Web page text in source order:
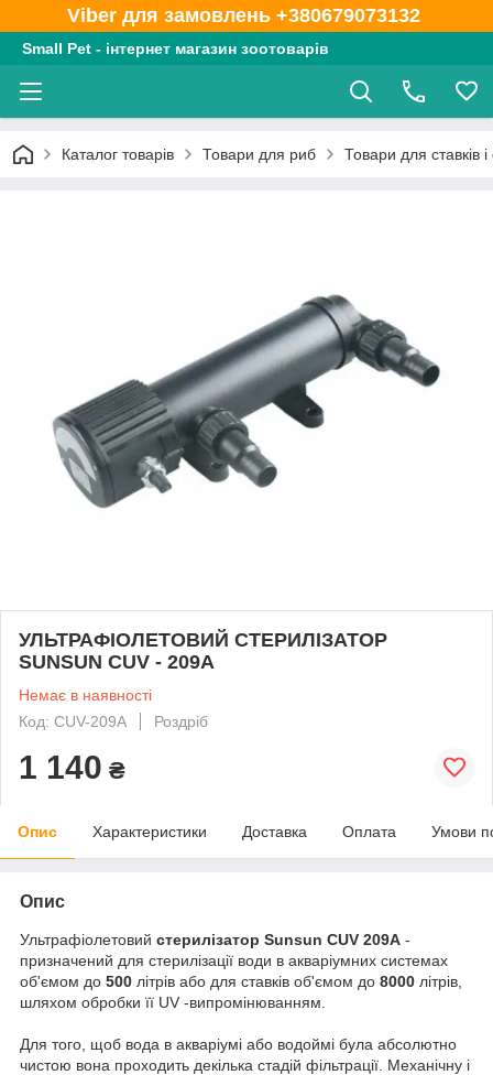
Viber для замовлень +380679073132
Small Pet - інтернет магазин зоотоварів
Каталог товарів Товари для риб Товари для ставків
УЛЬТРАФІОЛЕТОВИЙ СТЕРИЛІЗАТОР
SUNSUN CUV - 209А
Немає в наявності
Код: CUV-209A
Роздріб
1 140 ₴
Опис Характеристики Доставка Оплата Умови
Опис
Ультрафіолетовий стерилізатор Sunsun CUV 209A -
призначений для стерилізації води в акваріумних системах
об'ємом до 500 літрів або для ставків об'ємом до 8000 літрів,
шляхом обробки її UV -випромінюванням.
Для того, щоб вода в акваріумі або водоймі була абсолютно
чистою вона проходить декілька стадій фільтрації. Механічну і